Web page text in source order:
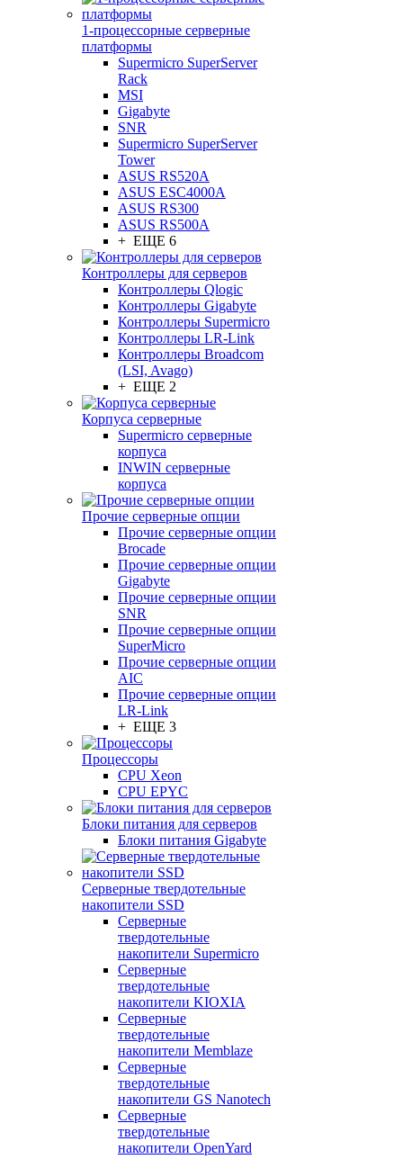
1-процессорные серверные
платформы
Supermicro SuperServer
Rack
MSI
Gigabyte
SNR
Supermicro SuperServer
Tower
ASUS RS520A
ASUS ESC4000A
ASUS RS300
ASUS RS500A
+ ЕЩЕ 6
Контроллеры для серверов
Контроллеры Qlogic
Контроллеры Gigabyte
Контроллеры Supermicro
Контроллеры LR-Link
Контроллеры Broadcom
(LSI, Avago)
+ ЕЩЕ 2
Корпуса серверные
Supermicro серверные
корпуса
INWIN серверные
корпуса
Прочие серверные опции
Прочие серверные опции
Brocade
Прочие серверные опции
Gigabyte
Прочие серверные опции
SNR
Прочие серверные опции
SuperMicro
Прочие серверные опции
AIC
Прочие серверные опции
LR-Link
+ ЕЩЕ 3
Процессоры
CPU Xeon
CPU EPYC
Блоки питания для серверов
Блоки питания Gigabyte
Серверные твердотельные
накопители SSD
Cерверные
твердотельные
накопители Supermicro
Cерверные
твердотельные
накопители KIOXIA
Cерверные
твердотельные
накопители Memblaze
Cерверные
твердотельные
накопители GS Nanotech
Серверные
твердотельные
накопители OpenYard